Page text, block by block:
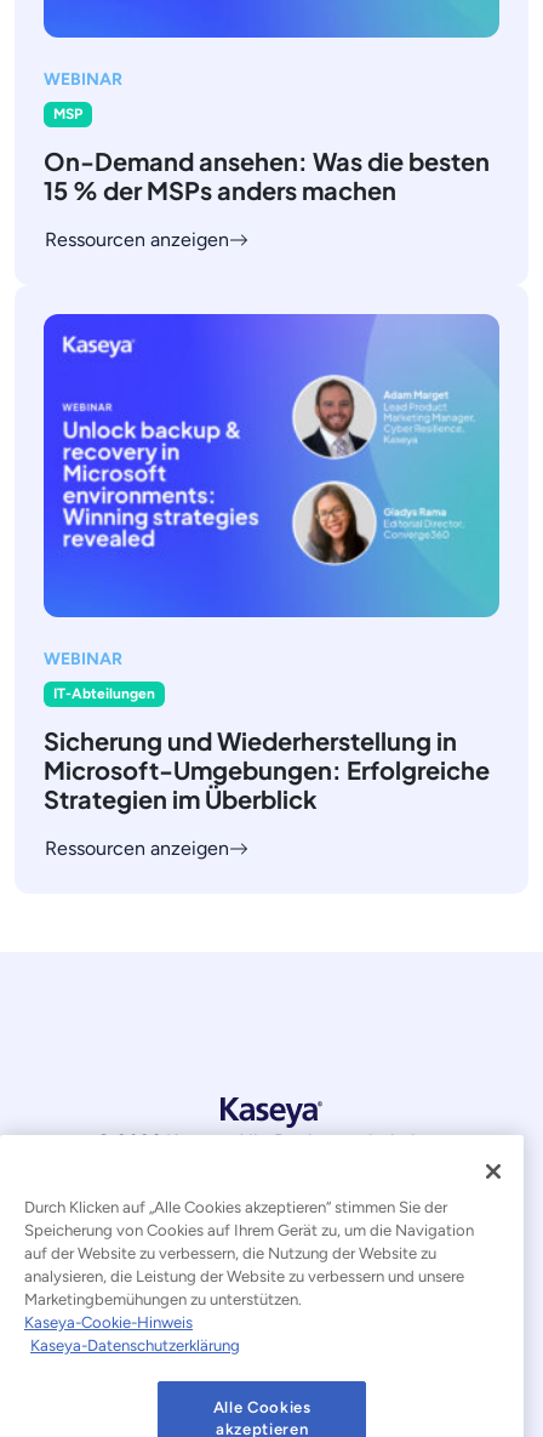
WEBINAR
MSP
On-Demand ansehen: Was die besten
15 % der MSPs anders machen
Ressourcen anzeigen
WEBINAR
IT-Abteilungen
Sicherung und Wiederherstellung in
Microsoft-Umgebungen: Erfolgreiche
Strategien im Überblick
Ressourcen anzeigen
© 2026 Kaseya. Alle Rechte vorbehalten.
Erklärung zur Bekämpfung moderner Sklaverei
Rechtliches Nutzungsbedingungen der Website
Datenschutzerklärung
Cookies Settings Hinweis zu Cookies
Durch Klicken auf „Alle Cookies akzeptieren“ stimmen Sie der
Speicherung von Cookies auf Ihrem Gerät zu, um die Navigation
auf der Website zu verbessern, die Nutzung der Website zu
analysieren, die Leistung der Website zu verbessern und unsere
Marketingbemühungen zu unterstützen.
Kaseya-Cookie-Hinweis
Kaseya-Datenschutzerklärung
Alle Cookies
akzeptieren